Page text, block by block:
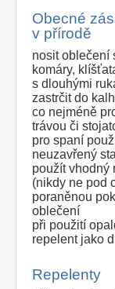
Obecné
v přírodě
nosit oblečení
komáry,
s dlouhými
zastrčit do
co nejméně
trávou či
pro spaní
neuzavřený
použít vhodný
(nikdy ne pod
poraněnou
oblečení
při použití
repelent jako
Repelenty